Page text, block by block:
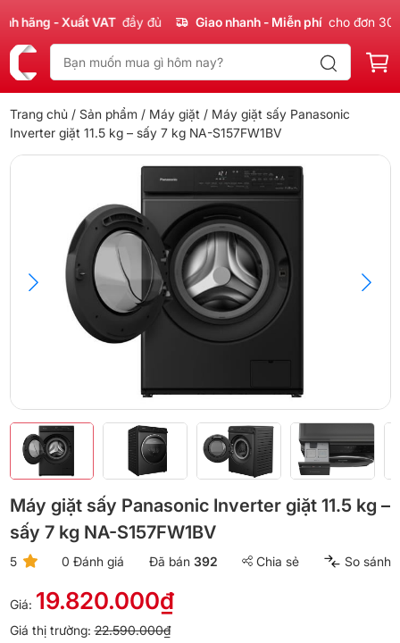
- Xuất VAT đầy đủ Giao nhanh - Miễn phí cho đơn 300k
Trang chủ / Sản phẩm / Máy giặt / Máy giặt sấy Panasonic
Inverter giặt 11.5 kg – sấy 7 kg NA-S157FW1BV
Máy giặt sấy Panasonic Inverter giặt 11.5 kg –
sấy 7 kg NA-S157FW1BV
5 0 Đánh giá Đã bán 392 Chia sẻ So sánh
Giá: 19.820.000₫
Giá thị trường:22.590.000₫